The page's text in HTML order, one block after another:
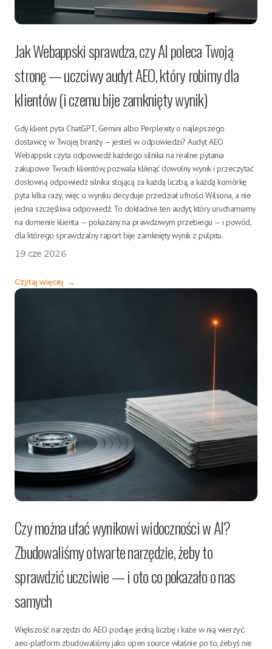
Jak Webappski sprawdza, czy AI poleca Twoją
stronę — uczciwy audyt AEO, który robimy dla
klientów (i czemu bije zamknięty wynik)
Gdy klient pyta ChatGPT, Gemini albo Perplexity o najlepszego
dostawcę w Twojej branży — jesteś w odpowiedzi? Audyt AEO
Webappski czyta odpowiedź każdego silnika na realne pytania
zakupowe Twoich klientów, pozwala kliknąć dowolny wynik i przeczytać
dosłowną odpowiedź silnika stojącą za każdą liczbą, a każdą komórkę
pyta kilka razy, więc o wyniku decyduje przedział ufności Wilsona, a nie
jedna szczęśliwa odpowiedź. To dokładnie ten audyt, który uruchamiamy
na domenie klienta — pokazany na prawdziwym przebiegu — i powód,
dla którego sprawdzalny raport bije zamknięty wynik z pulpitu.
19 cze 2026
Czytaj więcej →
Czy można ufać wynikowi widoczności w AI?
Zbudowaliśmy otwarte narzędzie, żeby to
sprawdzić uczciwie — i oto co pokazało o nas
samych
Większość narzędzi do AEO podaje jedną liczbę i każe w nią wierzyć.
aeo-platform zbudowaliśmy jako open source właśnie po to, żebyś nie